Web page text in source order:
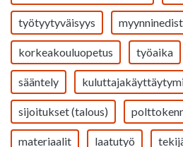
työtyytyväisyys
korkeakouluopetus työaika
sääntely
sijoitukset (talous)
materiaalit laatutyö